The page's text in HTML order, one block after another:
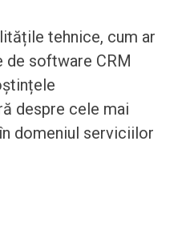
tehnice, cum ar
de software CRM
despre cele mai
domeniul serviciilor